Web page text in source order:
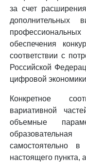
за счет
дополнительных
обеспечения
соответствии с
Российской
цифровой
Конкретное
вариативной
объемные
самостоятельно в
настоящего пункта,